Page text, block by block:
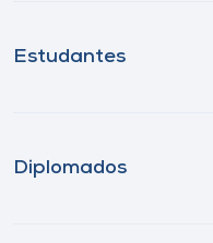
Estudantes
Diplomados